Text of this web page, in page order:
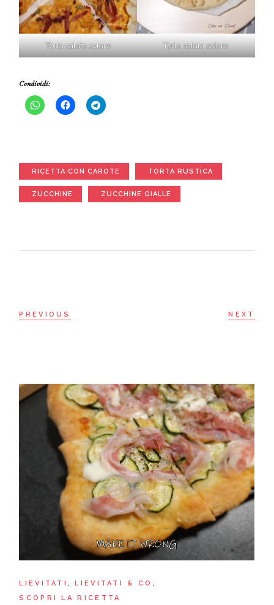
Torta salata solare Torta salata solare
Condividi:
RICETTA CON CAROTE TORTA RUSTICA
ZUCCHINE ZUCCHINE GIALLE
PREVIOUS NEXT
LIEVITATI
LIEVITATI & CO
SCOPRI LA RICETTA